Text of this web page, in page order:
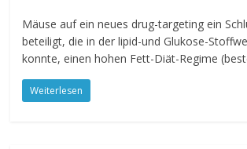
Mäuse auf ein neues drug-targeting ein
beteiligt, die in der lipid-und Glukose-
konnte, einen hohen Fett-Diät-Regime
Weiterlesen